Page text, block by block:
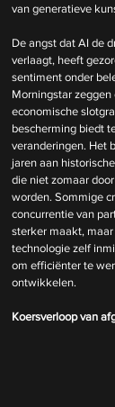
van generatieve
De angst dat AI de
verlaagt, heeft
sentiment onder
Morningstar
economische
bescherming biedt
veranderingen. Het
jaren aan
die niet zomaar
worden. Sommige
concurrentie van
sterker maakt,
technologie zelf
om efficiënter te
ontwikkelen.
Koersverloop van